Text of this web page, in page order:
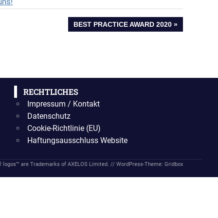
NÄCHSTER
BEST PRACTICE AWARD 2020
RECHTLICHES
Impressum / Kontakt
Datenschutz
Cookie-Richtlinie (EU)
Haftungsausschluss Website
are Trademarks of AXELOS Limited. // WordPress-Theme: Gridbox